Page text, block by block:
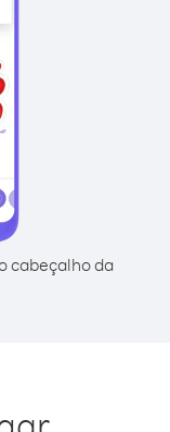
cabeçalho da